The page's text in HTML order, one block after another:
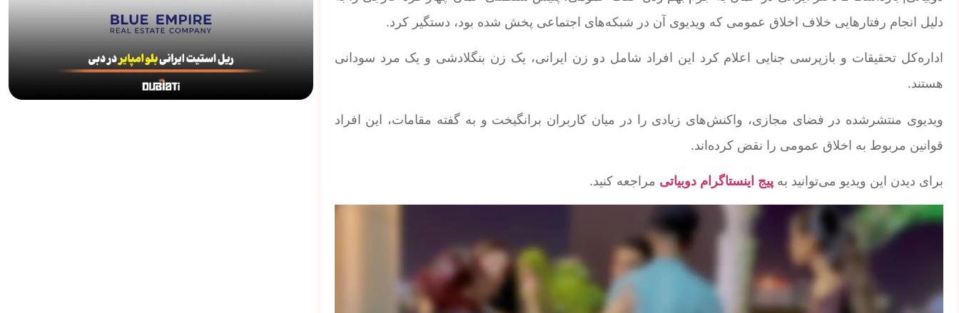
دلیل انجام رفتارهایی خلاف اخلاق عمومی که ویدیوی آن در شبکه‌های اجتماعی پخش شده بود، دستگیر کرد.
اداره‌کل تحقیقات و بازپرسی جنایی اعلام کرد این افراد شامل دو زن ایرانی، یک زن بنگلادشی و یک مرد سودانی
هستند.
ویدیوی منتشرشده در فضای مجازی، واکنش‌های زیادی را در میان کاربران برانگیخت و به گفته مقامات، این افراد
قوانین مربوط به اخلاق عمومی را نقض کرده‌اند.
برای دیدن این ویدیو می‌توانید به پیج اینستاگرام دوبیاتی مراجعه کنید.